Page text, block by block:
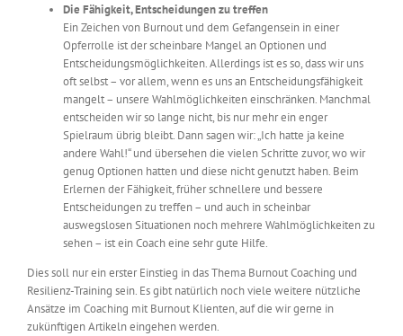
Die Fähigkeit, Entscheidungen zu treffen
Ein Zeichen von Burnout und dem Gefangensein in einer
Opferrolle ist der scheinbare Mangel an Optionen und
Entscheidungsmöglichkeiten. Allerdings ist es so, dass wir uns
oft selbst – vor allem, wenn es uns an Entscheidungsfähigkeit
mangelt – unsere Wahlmöglichkeiten einschränken. Manchmal
entscheiden wir so lange nicht, bis nur mehr ein enger
Spielraum übrig bleibt. Dann sagen wir: „Ich hatte ja keine
andere Wahl!“ und übersehen die vielen Schritte zuvor, wo wir
genug Optionen hatten und diese nicht genutzt haben. Beim
Erlernen der Fähigkeit, früher schnellere und bessere
Entscheidungen zu treffen – und auch in scheinbar
auswegslosen Situationen noch mehrere Wahlmöglichkeiten zu
sehen – ist ein Coach eine sehr gute Hilfe.
Dies soll nur ein erster Einstieg in das Thema Burnout Coaching und
Resilienz-Training sein. Es gibt natürlich noch viele weitere nützliche
Ansätze im Coaching mit Burnout Klienten, auf die wir gerne in
zukünftigen Artikeln eingehen werden.